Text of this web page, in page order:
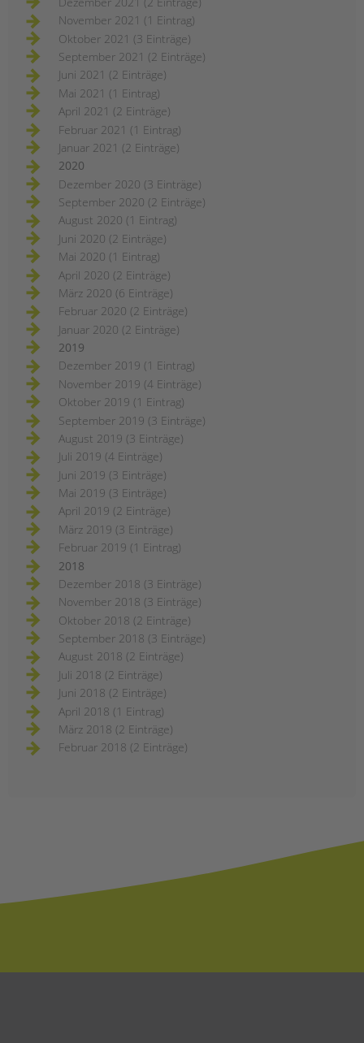
November 2021 (1 Eintrag)
Oktober 2021 (3 Einträge)
September 2021 (2 Einträge)
Juni 2021 (2 Einträge)
Mai 2021 (1 Eintrag)
April 2021 (2 Einträge)
Februar 2021 (1 Eintrag)
Januar 2021 (2 Einträge)
2020
Dezember 2020 (3 Einträge)
September 2020 (2 Einträge)
August 2020 (1 Eintrag)
Juni 2020 (2 Einträge)
Mai 2020 (1 Eintrag)
April 2020 (2 Einträge)
März 2020 (6 Einträge)
Februar 2020 (2 Einträge)
Januar 2020 (2 Einträge)
2019
Dezember 2019 (1 Eintrag)
November 2019 (4 Einträge)
Oktober 2019 (1 Eintrag)
September 2019 (3 Einträge)
August 2019 (3 Einträge)
Juli 2019 (4 Einträge)
Juni 2019 (3 Einträge)
Mai 2019 (3 Einträge)
April 2019 (2 Einträge)
März 2019 (3 Einträge)
Februar 2019 (1 Eintrag)
2018
Dezember 2018 (3 Einträge)
November 2018 (3 Einträge)
Oktober 2018 (2 Einträge)
September 2018 (3 Einträge)
August 2018 (2 Einträge)
Juli 2018 (2 Einträge)
Juni 2018 (2 Einträge)
April 2018 (1 Eintrag)
März 2018 (2 Einträge)
Februar 2018 (2 Einträge)